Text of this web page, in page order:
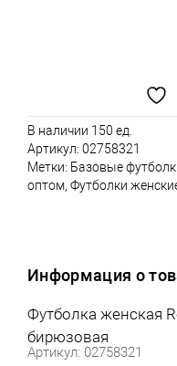
В наличии 150 ед.
Артикул: 02758321
Метки: Базовые
оптом Футболки
Информация о
Футболка женская
бирюзовая
Артикул: 02758321